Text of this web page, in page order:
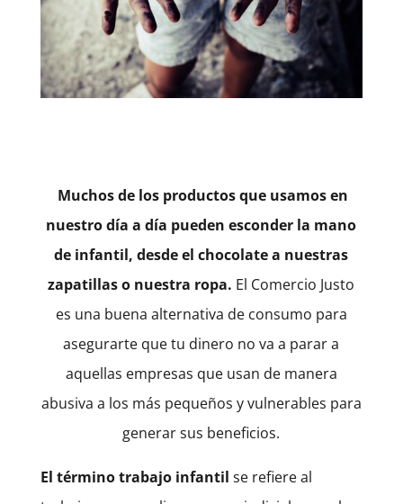
Muchos de los productos que usamos en
nuestro día a día pueden esconder la mano
de infantil, desde el chocolate a nuestras
zapatillas o nuestra ropa. El Comercio Justo
es una buena alternativa de consumo para
asegurarte que tu dinero no va a parar a
aquellas empresas que usan de manera
abusiva a los más pequeños y vulnerables para
generar sus beneficios.
El término trabajo infantil se refiere al